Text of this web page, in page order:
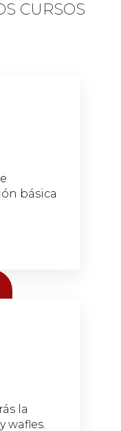
CURSOS
básica
la
wafles.